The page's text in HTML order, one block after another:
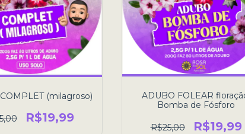
(milagroso)
R$19,99
ADUBO FOLEAR
Bomba de Fósforo
R$25,00 R$19,99